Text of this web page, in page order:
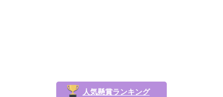
人気懸賞ランキング